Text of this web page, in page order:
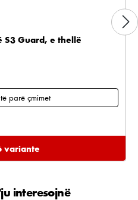
S3 Guard, e thellë
parë çmimet
variante
interesojnë